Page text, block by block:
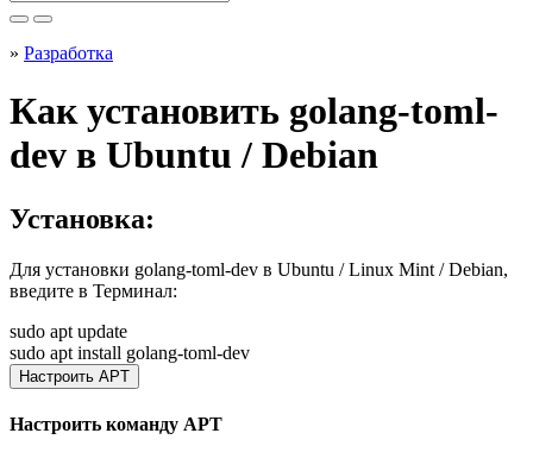
Поиск
» Разработка
Как установить golang-toml-
dev в Ubuntu / Debian
Установка:
Для установки golang-toml-dev в Ubuntu / Linux Mint / Debian,
введите в Терминал:
sudo apt update
sudo apt install golang-toml-dev
Настроить APT
Настроить команду APT